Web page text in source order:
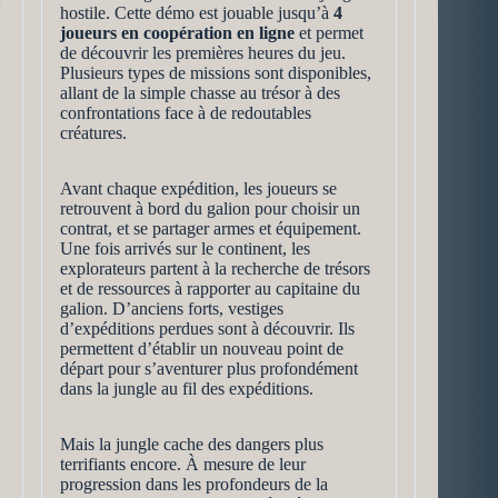
hostile. Cette démo est jouable jusqu’à 4
joueurs en coopération en ligne et permet
de découvrir les premières heures du jeu.
Plusieurs types de missions sont disponibles,
allant de la simple chasse au trésor à des
confrontations face à de redoutables
créatures.
Avant chaque expédition, les joueurs se
retrouvent à bord du galion pour choisir un
contrat, et se partager armes et équipement.
Une fois arrivés sur le continent, les
explorateurs partent à la recherche de trésors
et de ressources à rapporter au capitaine du
galion. D’anciens forts, vestiges
d’expéditions perdues sont à découvrir. Ils
permettent d’établir un nouveau point de
départ pour s’aventurer plus profondément
dans la jungle au fil des expéditions.
Mais la jungle cache des dangers plus
terrifiants encore. À mesure de leur
progression dans les profondeurs de la